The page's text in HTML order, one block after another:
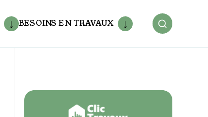
BESOINS EN TRAVAUX